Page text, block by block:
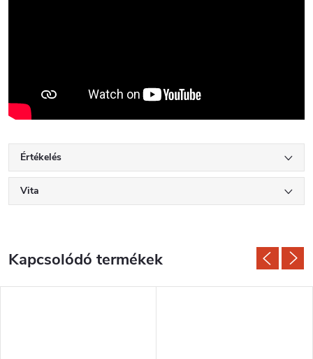
Értékelés
Vita
Kapcsolódó termékek